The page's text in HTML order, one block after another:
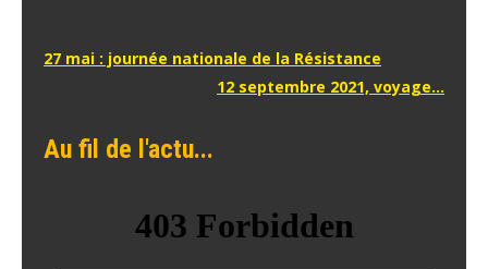
Navigation
l’article
27 mai : journée nationale de la Résistance
12 septembre 2021, voyage…
Au fil de l'actu...